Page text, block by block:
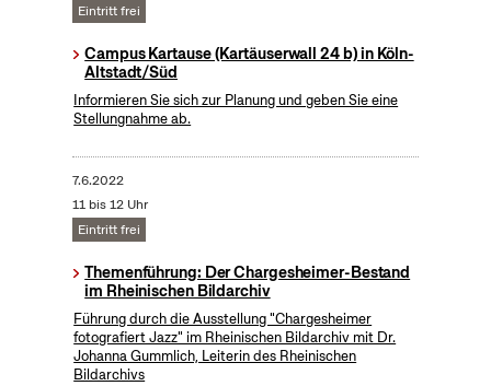
Eintritt frei
Campus Kartause (Kartäuserwall 24 b) in Köln-
Altstadt/Süd
Informieren Sie sich zur Planung und geben Sie eine
Stellungnahme ab.
7.6.2022
11 bis 12 Uhr
Eintritt frei
Themenführung: Der Chargesheimer-Bestand
im Rheinischen Bildarchiv
Führung durch die Ausstellung "Chargesheimer
fotografiert Jazz" im Rheinischen Bildarchiv mit Dr.
Johanna Gummlich, Leiterin des Rheinischen
Bildarchivs